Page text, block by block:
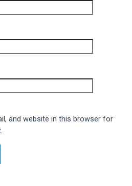
and website in this browser for